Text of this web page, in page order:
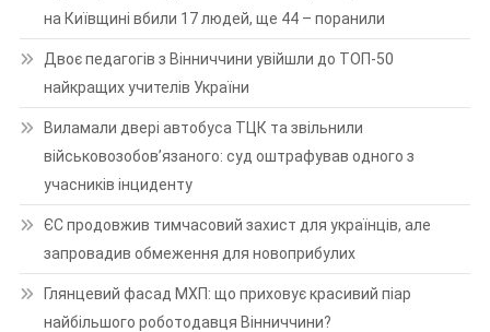
на Київщині вбили 17 людей, ще 44 – поранили
Двоє педагогів з Вінниччини увійшли до ТОП-50
найкращих учителів України
Виламали двері автобуса ТЦК та звільнили
військовозобов’язаного: суд оштрафував одного з
учасників інциденту
ЄС продовжив тимчасовий захист для українців, але
запровадив обмеження для новоприбулих
Глянцевий фасад МХП: що приховує красивий піар
найбільшого роботодавця Вінниччини?